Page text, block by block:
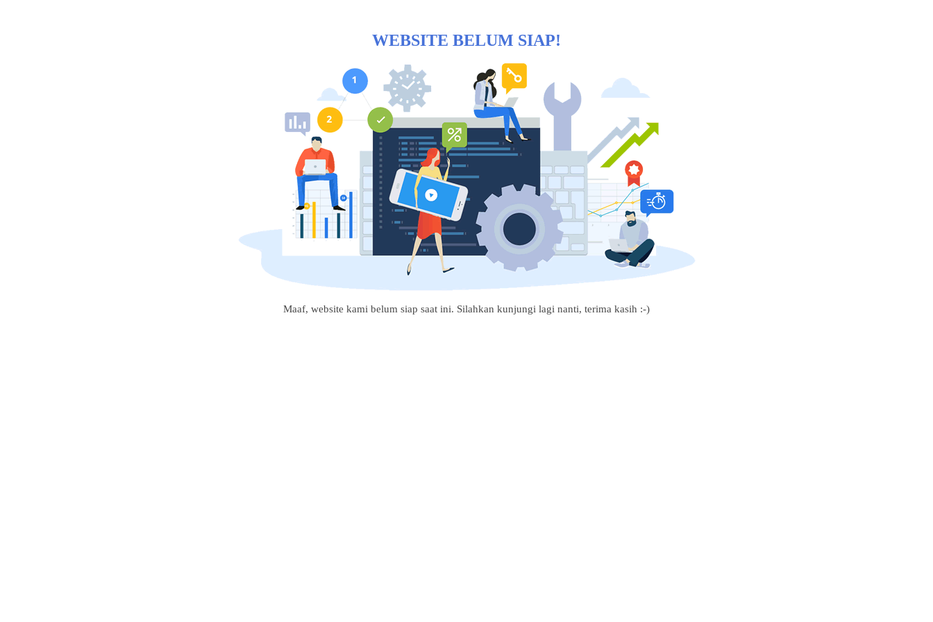
WEBSITE BELUM SIAP!
Maaf, website kami belum siap saat ini. Silahkan kunjungi lagi nanti, terima kasih :-)